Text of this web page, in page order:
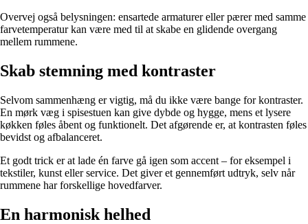
Overvej også belysningen: ensartede armaturer eller pærer med samme
farvetemperatur kan være med til at skabe en glidende overgang
mellem rummene.
Skab stemning med kontraster
Selvom sammenhæng er vigtig, må du ikke være bange for kontraster.
En mørk væg i spisestuen kan give dybde og hygge, mens et lysere
køkken føles åbent og funktionelt. Det afgørende er, at kontrasten føles
bevidst og afbalanceret.
Et godt trick er at lade én farve gå igen som accent – for eksempel i
tekstiler, kunst eller service. Det giver et gennemført udtryk, selv når
rummene har forskellige hovedfarver.
En harmonisk helhed